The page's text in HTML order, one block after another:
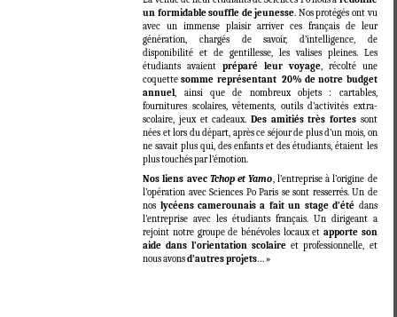
un formidable souffle de jeunesse. Nos protégés ont vu
avec un immense plaisir arriver ces français de leur
génération, chargés de savoir, d’intelligence, de
disponibilité et de gentillesse, les valises pleines. Les
étudiants avaient préparé leur voyage, récolté une
coquettesomme représentant 20% de notre budget
annuel, ainsi que de nombreux objets : cartables,
fournitures scolaires, vêtements, outils d’activités extra-
scolaire, jeux et cadeaux. Des amitiés très fortessont
nées et lors du départ, après ce séjour de plus d’un mois, on
ne savait plus qui, des enfants et des étudiants, étaient les
plus touchés par l’émotion.
Nos liens avec Tchop et Yamo , l’entreprise à l’origine de
l’opération avec Sciences Po Paris se sont resserrés. Un de
nos lycéens camerounais a fait un stage d’été dans
l’entreprise avec les étudiants français. Un dirigeant a
rejoint notre groupe de bénévoles locaux et apporte son
aide dans l’orientation scolaire et professionnelle, et
nous avonsd’autres projets… »